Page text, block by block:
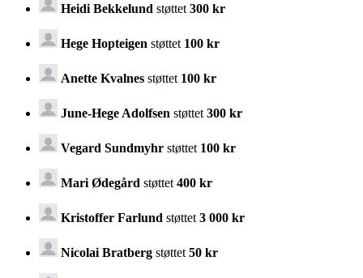
Heidi Bekkelund støttet 300 kr
Hege Hopteigen støttet 100 kr
Anette Kvalnes støttet 100 kr
June-Hege Adolfsen støttet 300 kr
Vegard Sundmyhr støttet 100 kr
Mari Ødegård støttet 400 kr
Kristoffer Farlund støttet 3 000 kr
Nicolai Bratberg støttet 50 kr